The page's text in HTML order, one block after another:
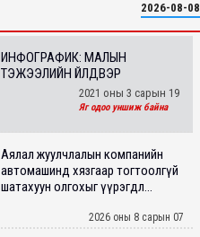
2026-08-08
ИНФОГРАФИК: МАЛЫН
ТЭЖЭЭЛИЙН ҮЙЛДВЭР
2021 оны 3 сарын 19
Яг одоо уншиж байна
Аялал жуулчлалын компанийн
автомашинд хязгаар тогтоолгүй
шатахуун олгохыг үүрэгдл...
2026 оны 8 сарын 07